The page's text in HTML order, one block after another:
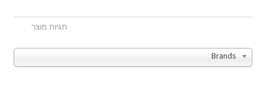
Brands